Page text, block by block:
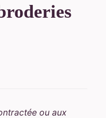
ou aux